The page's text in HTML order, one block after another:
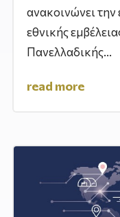
ανακοινώνει
εθνικής
Πανελλαδικής...
read more